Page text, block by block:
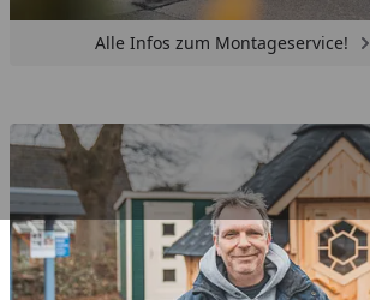
Alle Infos zum Montageservice!